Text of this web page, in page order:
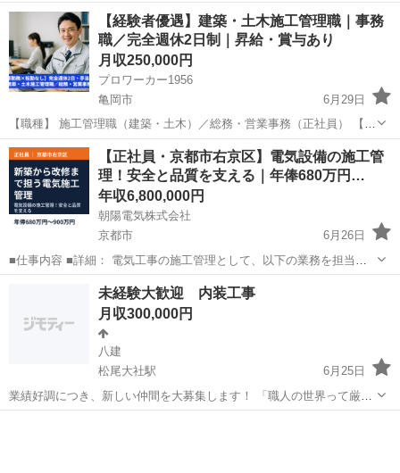
ライン」を正確に出す仕事です。 図面をもとに、 建物の土台となる位
置や基準線（墨）を現場に記し、 職人さんたちが正しく施工できるよ
うサポートします。 いわ...
京都 京都市 東野駅 測量 未経験
【経験者優遇】建築・土木施工管理職｜事務
職／完全週休2日制｜昇給・賞与あり
月収250,000円
プロワーカー1956
亀岡市
6月29日
【職種】 施工管理職（建築・土木）／総務・営業事務（正社員） 【雇
用形態】 正社員（雇用期間の定めなし） ※派遣・請負ではありません
【仕事内容】 ＜施工管理職＞ ・基本計画、現地調査、提案図書作成、
プ...
京都 亀岡市 その他 事務職
【正社員・京都市右京区】電気設備の施工管
理！安全と品質を支える｜年俸680万円…
年収6,800,000円
朝陽電気株式会社
京都市
6月26日
■仕事内容 ■詳細： 電気工事の施工管理として、以下の業務を担当し
て頂きます。 工程管理、現場管理、原価管理、材料管理、安全管理、
施工図作成（CADの操作ができれば尚良し） 一つの案件につき１名数
名で施工管理を担当す...
土木 未経験
未経験大歓迎 内装工事
月収300,000円
八建
松尾大社駅
6月25日
業績好調につき、新しい仲間を大募集します！ 「職人の世界って厳し
そう…」そんな不安は一切不要。イチから丁寧に教えるので、完全初